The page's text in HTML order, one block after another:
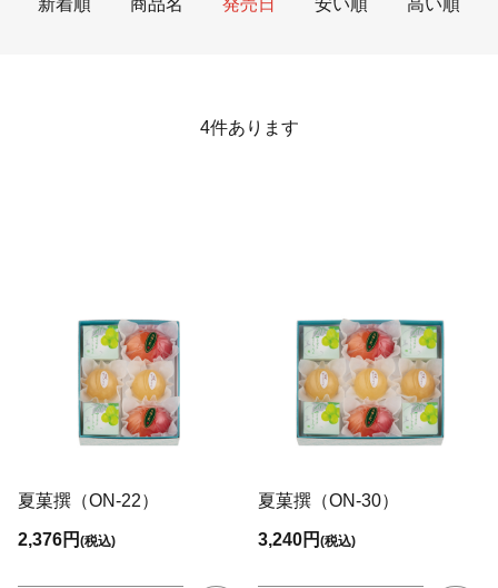
新着順 商品名 発売日 安い順 高い順
4件あります
夏菓撰（ON-22）
2,376円(税込)
夏菓撰（ON-30）
3,240円(税込)